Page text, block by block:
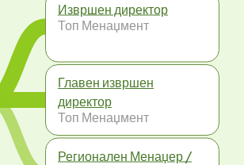
Извршен директор
Топ Менаџмент
Главен извршен
директор
Топ Менаџмент
Регионален Менаџер /